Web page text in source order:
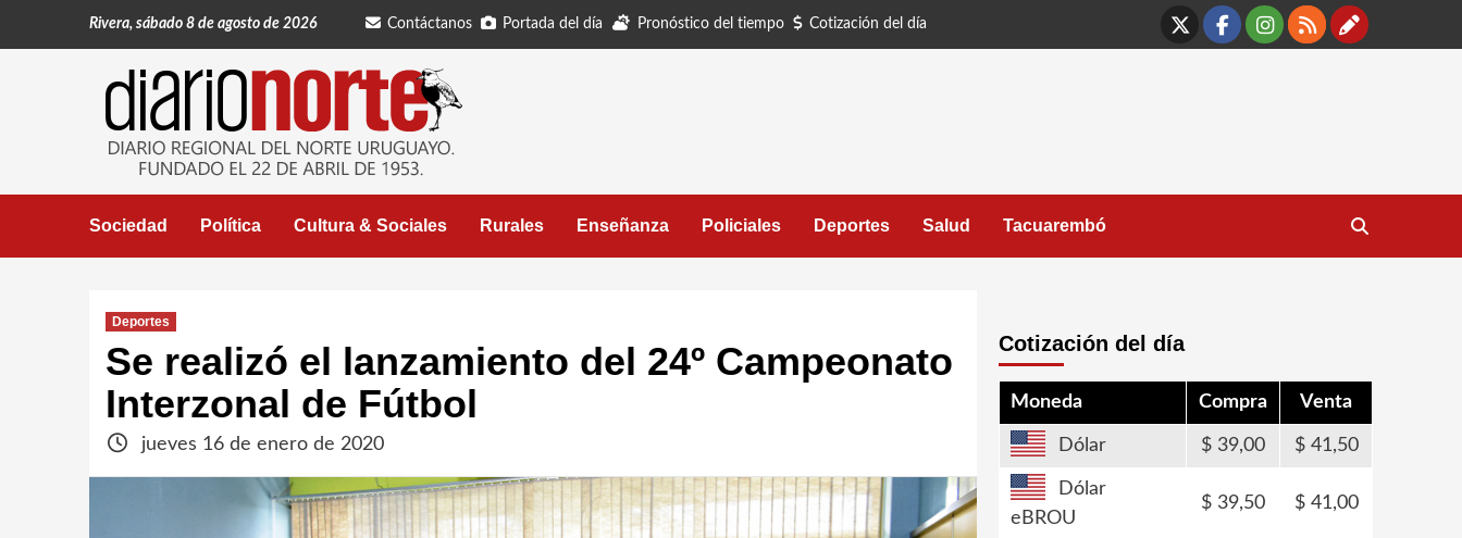
Rivera, sábado 8 de agosto de 2026 Contáctanos Portada del día Pronóstico del tiempo Cotización del día
X Facebook
Instagram
RSS
Sociedad Política Cultura & Sociales Rurales Enseñanza Policiales Deportes Salud Tacuarembó
Deportes
Se realizó el lanzamiento del 24º Campeonato
Interzonal de Fútbol
jueves 16 de enero de 2020
Cotización del día
Moneda Compra Venta
Dólar 39,00 41,50
Dólar
eBROU
39,50 41,00